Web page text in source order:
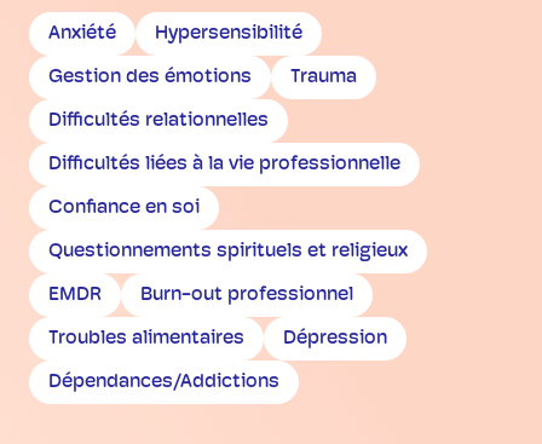
Anxiété Hypersensibilité
Gestion des émotions Trauma
Difficultés relationnelles
Difficultés liées à la vie professionnelle
Confiance en soi
Questionnements spirituels et religieux
EMDR Burn-out professionnel
Troubles alimentaires Dépression
Dépendances/Addictions